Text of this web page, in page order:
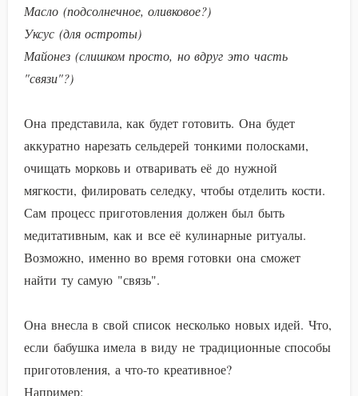
Масло (подсолнечное, оливковое?)
Уксус (для остроты)
Майонез (слишком просто, но вдруг это часть
"связи"?)
Она представила, как будет готовить. Она будет
аккуратно нарезать сельдерей тонкими полосками,
очищать морковь и отваривать её до нужной
мягкости, филировать селедку, чтобы отделить кости.
Сам процесс приготовления должен был быть
медитативным, как и все её кулинарные ритуалы.
Возможно, именно во время готовки она сможет
найти ту самую "связь".
Она внесла в свой список несколько новых идей. Что,
если бабушка имела в виду не традиционные способы
приготовления, а что-то креативное?
Например: